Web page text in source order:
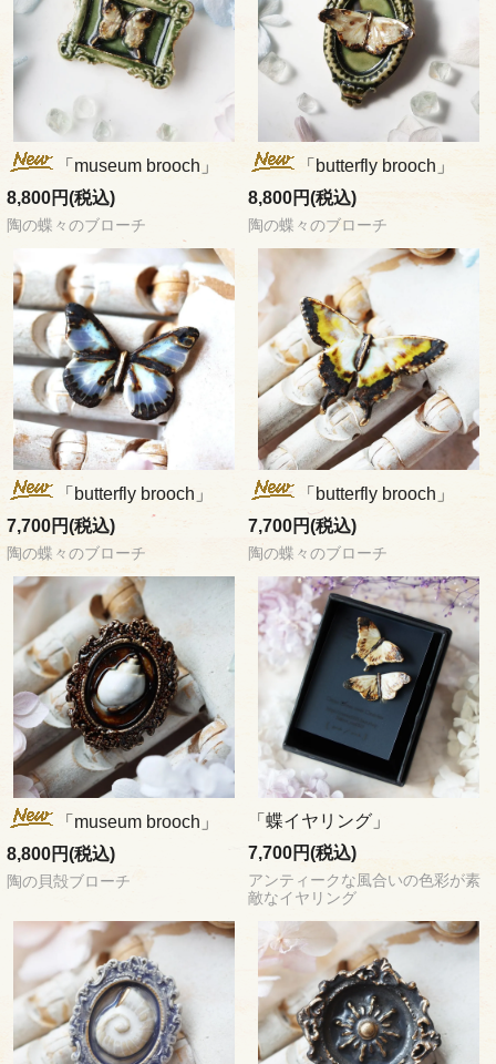
「museum brooch」
8,800円(税込)
陶の蝶々のブローチ
「butterfly brooch」
8,800円(税込)
陶の蝶々のブローチ
「butterfly brooch」
7,700円(税込)
陶の蝶々のブローチ
「butterfly brooch」
7,700円(税込)
陶の蝶々のブローチ
「museum brooch」
8,800円(税込)
陶の貝殻ブローチ
「蝶イヤリング」
7,700円(税込)
アンティークな風合いの色彩が素
敵なイヤリング